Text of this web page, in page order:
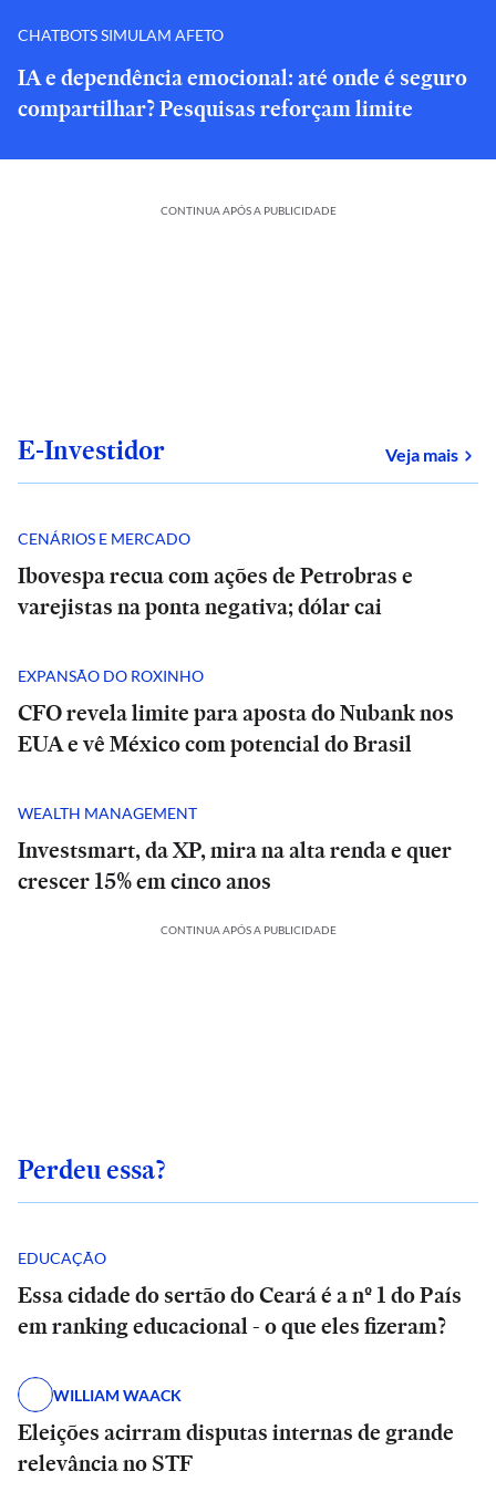
CHATBOTS SIMULAM AFETO
IA e dependência emocional: até onde é seguro
compartilhar? Pesquisas reforçam limite
CONTINUA APÓS A PUBLICIDADE
E-Investidor Veja mais
CENÁRIOS E MERCADO
Ibovespa recua com ações de Petrobras e
varejistas na ponta negativa; dólar cai
EXPANSÃO DO ROXINHO
CFO revela limite para aposta do Nubank nos
EUA e vê México com potencial do Brasil
WEALTH MANAGEMENT
Investsmart, da XP, mira na alta renda e quer
crescer 15% em cinco anos
CONTINUA APÓS A PUBLICIDADE
Perdeu essa?
EDUCAÇÃO
Essa cidade do sertão do Ceará é a nº 1 do País
em ranking educacional - o que eles fizeram?
WILLIAM WAACK
Eleições acirram disputas internas de grande
relevância no STF